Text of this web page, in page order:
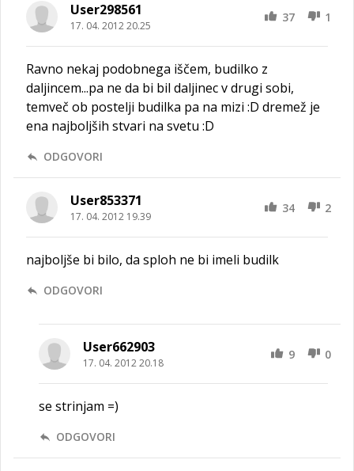
User298561
17. 04. 2012 20.25
37 1
Ravno nekaj podobnega iščem, budilko z
daljincem...pa ne da bi bil daljinec v drugi sobi,
temveč ob postelji budilka pa na mizi :D dremež je
ena najboljših stvari na svetu :D
ODGOVORI
User853371
17. 04. 2012 19.39
34 2
najboljše bi bilo, da sploh ne bi imeli budilk
ODGOVORI
User662903
17. 04. 2012 20.18
9 0
se strinjam =)
ODGOVORI